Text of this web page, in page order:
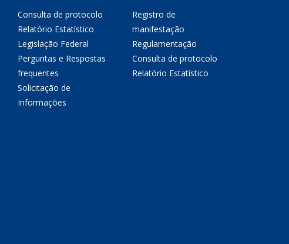
Consulta de protocolo
Relatório Estatístico
Legislação Federal
Perguntas e Respostas
frequentes
Solicitação de
Informações
Registro de
manifestação
Regulamentação
Consulta de protocolo
Relatório Estatístico